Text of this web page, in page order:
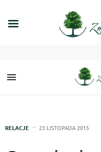
RELACJE 23 LISTOPADA 2015